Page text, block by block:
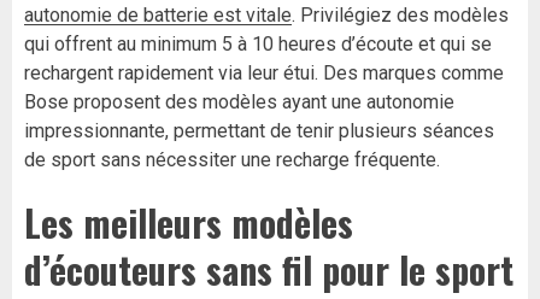
autonomie de batterie est vitale. Privilégiez des modèles
qui offrent au minimum 5 à 10 heures d’écoute et qui se
rechargent rapidement via leur étui. Des marques comme
Bose proposent des modèles ayant une autonomie
impressionnante, permettant de tenir plusieurs séances
de sport sans nécessiter une recharge fréquente.
Les meilleurs modèles
d’écouteurs sans fil pour le sport